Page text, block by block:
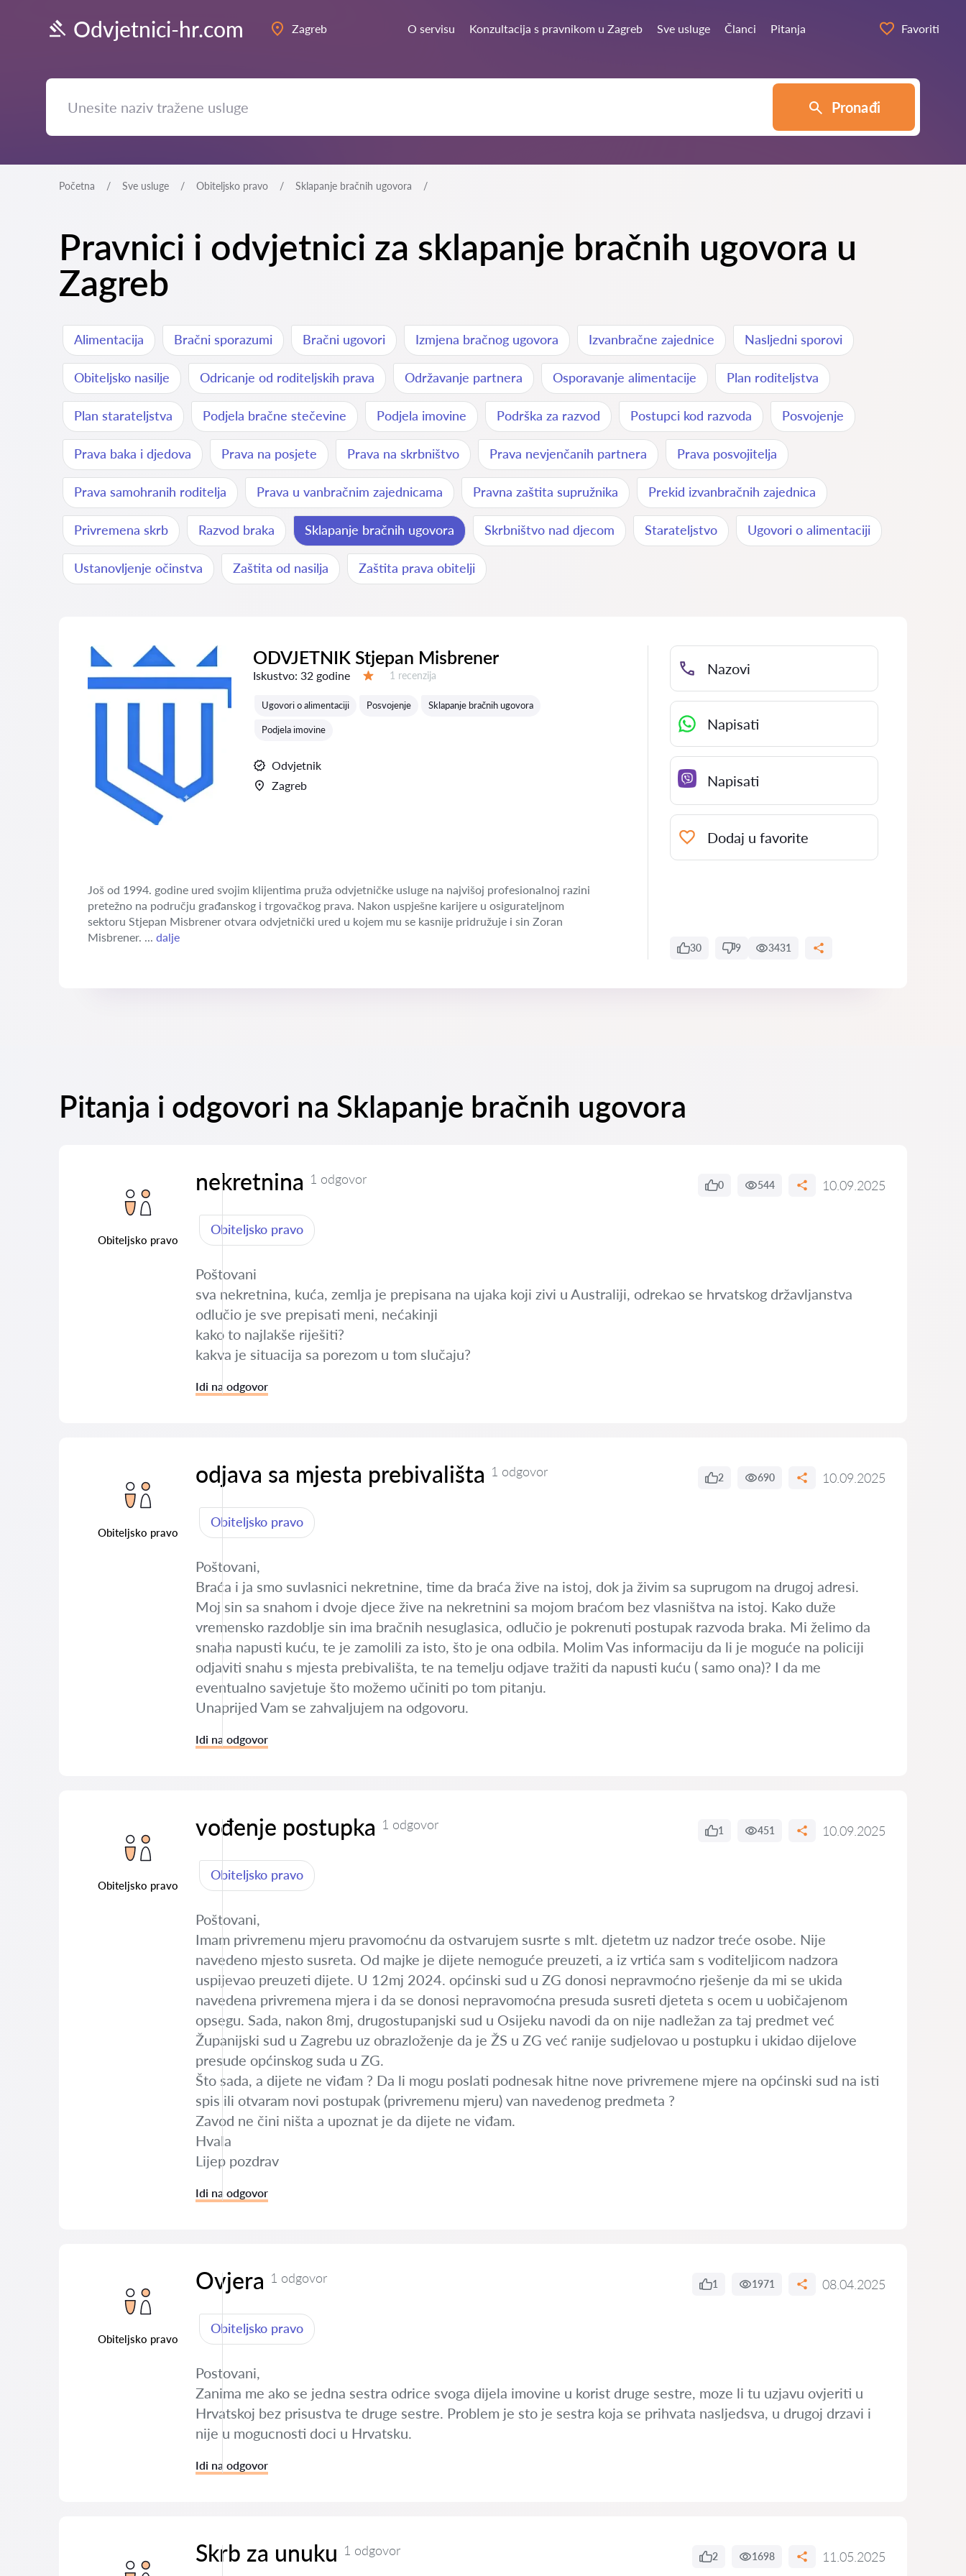
Odvjetnici-hr.com Zagreb O servisu Konzultacija s pravnikom u Zagreb Sve usluge Članci Pitanja Favoriti
Pronađi
Početna Sve usluge Obiteljsko pravo Sklapanje bračnih ugovora
Pravnici i odvjetnici za sklapanje bračnih ugovora u
Zagreb
Alimentacija Bračni sporazumi Bračni ugovori Izmjena bračnog ugovora Izvanbračne zajednice Nasljedni sporovi
Obiteljsko nasilje Odricanje od roditeljskih prava Održavanje partnera Osporavanje alimentacije Plan roditeljstva
Plan starateljstva Podjela bračne stečevine Podjela imovine Podrška za razvod Postupci kod razvoda Posvojenje
Prava baka i djedova Prava na posjete Prava na skrbništvo Prava nevjenčanih partnera Prava posvojitelja
Prava samohranih roditelja Prava u vanbračnim zajednicama Pravna zaštita supružnika Prekid izvanbračnih zajednica
Privremena skrb Razvod braka Sklapanje bračnih ugovora Skrbništvo nad djecom Starateljstvo Ugovori o alimentaciji
Ustanovljenje očinstva Zaštita od nasilja Zaštita prava obitelji
ODVJETNIK Stjepan Misbrener
Iskustvo: 32 godine Recenzija:
1 recenzija
Ugovori o alimentaciji Posvojenje Sklapanje bračnih ugovora
Podjela imovine
Odvjetnik
Zagreb
Još od 1994. godine ured svojim klijentima pruža odvjetničke usluge na najvišoj profesionalnoj razini
pretežno na području građanskog i trgovačkog prava. Nakon uspješne karijere u osigurateljnom
sektoru Stjepan Misbrener otvara odvjetnički ured u kojem mu se kasnije pridružuje i sin Zoran
Misbrener. ... dalje
Nazovi
Napisati
Napisati
Dodaj u favorite
30 9 3431
Pitanja i odgovori na Sklapanje bračnih ugovora
Obiteljsko pravo
nekretnina 1 odgovor 0 544 10.09.2025
Obiteljsko pravo
Poštovani
sva nekretnina, kuća, zemlja je prepisana na ujaka koji zivi u Australiji, odrekao se hrvatskog državljanstva
odlučio je sve prepisati meni, nećakinji
kako to najlakše riješiti?
kakva je situacija sa porezom u tom slučaju?
Idi na odgovor
Obiteljsko pravo
odjava sa mjesta prebivališta 1 odgovor 2 690 10.09.2025
Obiteljsko pravo
Poštovani,
Braća i ja smo suvlasnici nekretnine, time da braća žive na istoj, dok ja živim sa suprugom na drugoj adresi.
Moj sin sa snahom i dvoje djece žive na nekretnini sa mojom braćom bez vlasništva na istoj. Kako duže
vremensko razdoblje sin ima bračnih nesuglasica, odlučio je pokrenuti postupak razvoda braka. Mi želimo da
snaha napusti kuću, te je zamolili za isto, što je ona odbila. Molim Vas informaciju da li je moguće na policiji
odjaviti snahu s mjesta prebivališta, te na temelju odjave tražiti da napusti kuću ( samo ona)? I da me
eventualno savjetuje što možemo učiniti po tom pitanju.
Unaprijed Vam se zahvaljujem na odgovoru.
Idi na odgovor
Obiteljsko pravo
vođenje postupka 1 odgovor 1 451 10.09.2025
Obiteljsko pravo
Poštovani,
Imam privremenu mjeru pravomoćnu da ostvarujem susrte s mlt. djetetm uz nadzor treće osobe. Nije
navedeno mjesto susreta. Od majke je dijete nemoguće preuzeti, a iz vrtića sam s voditeljicom nadzora
uspijevao preuzeti dijete. U 12mj 2024. općinski sud u ZG donosi nepravmoćno rješenje da mi se ukida
navedena privremena mjera i da se donosi nepravomoćna presuda susreti djeteta s ocem u uobičajenom
opsegu. Sada, nakon 8mj, drugostupanjski sud u Osijeku navodi da on nije nadležan za taj predmet već
Županijski sud u Zagrebu uz obrazloženje da je ŽS u ZG već ranije sudjelovao u postupku i ukidao dijelove
presude općinskog suda u ZG.
Što sada, a dijete ne viđam ? Da li mogu poslati podnesak hitne nove privremene mjere na općinski sud na isti
spis ili otvaram novi postupak (privremenu mjeru) van navedenog predmeta ?
Zavod ne čini ništa a upoznat je da dijete ne viđam.
Hvala
Lijep pozdrav
Idi na odgovor
Obiteljsko pravo
Ovjera 1 odgovor 1 1971 08.04.2025
Obiteljsko pravo
Postovani,
Zanima me ako se jedna sestra odrice svoga dijela imovine u korist druge sestre, moze li tu uzjavu ovjeriti u
Hrvatskoj bez prisustva te druge sestre. Problem je sto je sestra koja se prihvata nasljedsva, u drugoj drzavi i
nije u mogucnosti doci u Hrvatsku.
Idi na odgovor
Skrb za unuku 1 odgovor 2 1698 11.05.2025